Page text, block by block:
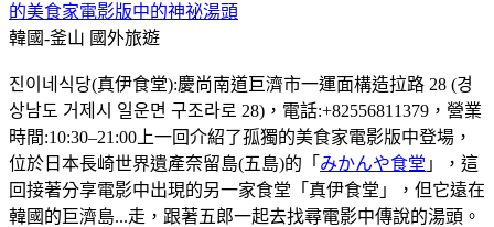
的美食家電影版中的神祕湯頭
韓國-釜山 國外旅遊
진이네식당(真伊食堂):慶尚南道巨濟市一運面構造拉路 28 (경
상남도 거제시 일운면 구조라로 28)，電話:+82556811379，營業
時間:10:30–21:00上一回介紹了孤獨的美食家電影版中登場，
位於日本長崎世界遺產奈留島(五島)的「 みかんや食堂 」，這
回接著分享電影中出現的另一家食堂「真伊食堂」，但它遠在
韓國的巨濟島...走，跟著五郎一起去找尋電影中傳說的湯頭。